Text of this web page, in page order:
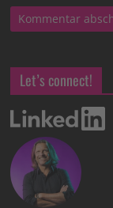
Let’s connect!